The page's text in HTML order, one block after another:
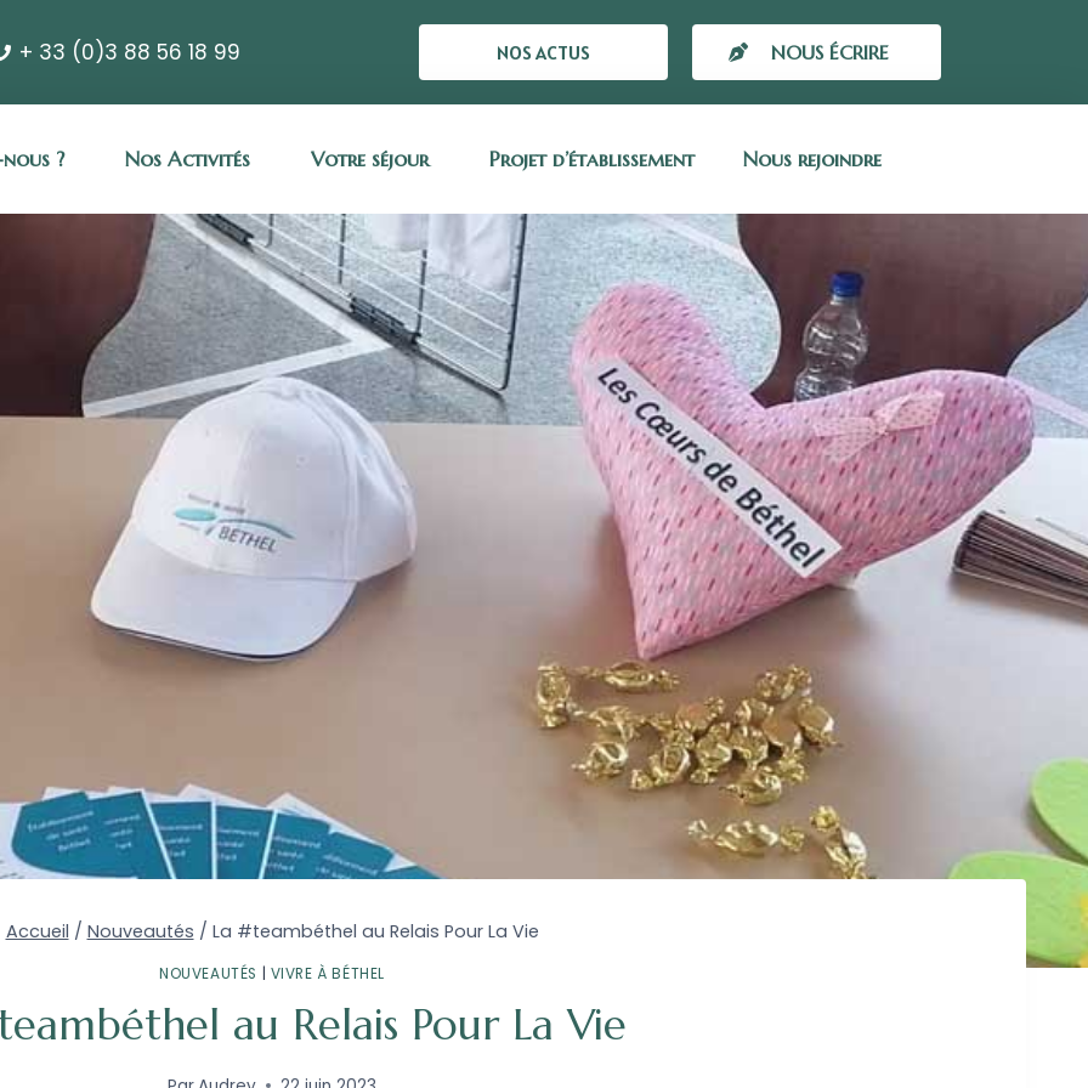
+ 33 (0)3 88 56 18 99 NOS ACTUS NOUS ÉCRIRE
? Nos Activités Votre séjour Projet d’établissement Nous rejoindre
Accueil / Nouveautés / La #teambéthel au Relais Pour La Vie
NOUVEAUTÉS VIVRE À BÉTHEL
au Relais Pour La Vie